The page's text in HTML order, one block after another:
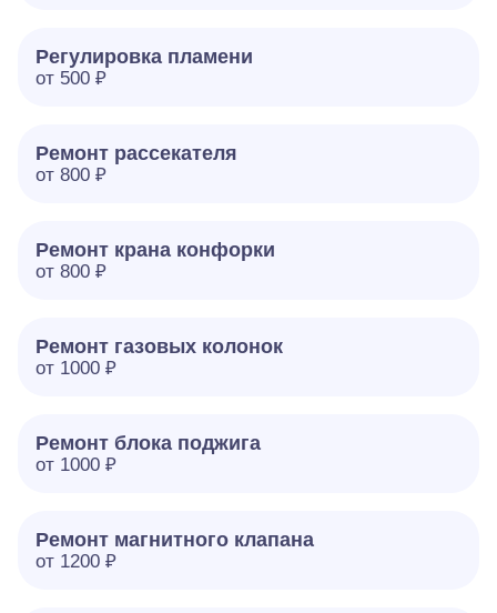
Регулировка пламени
от 500 ₽
Ремонт рассекателя
от 800 ₽
Ремонт крана конфорки
от 800 ₽
Ремонт газовых колонок
от 1000 ₽
Ремонт блока поджига
от 1000 ₽
Ремонт магнитного клапана
от 1200 ₽